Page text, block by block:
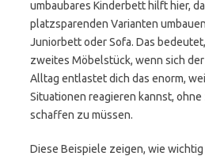
umbaubares Kinderbett hilft hier,
platzsparenden Varianten
Juniorbett oder Sofa. Das
zweites Möbelstück, wenn sich
Alltag entlastet dich das enorm,
Situationen reagieren kannst,
schaffen zu müssen.
Diese Beispiele zeigen, wie